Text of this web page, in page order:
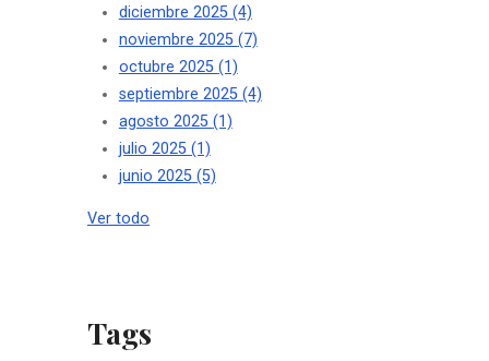
diciembre 2025 (4)
noviembre 2025 (7)
octubre 2025 (1)
septiembre 2025 (4)
agosto 2025 (1)
julio 2025 (1)
junio 2025 (5)
Ver todo
Tags